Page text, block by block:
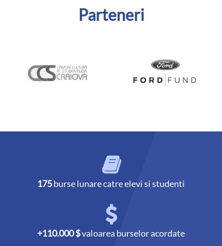
Parteneri
175burse lunare catre elevi si studenti
+110.000 $valoarea burselor acordate